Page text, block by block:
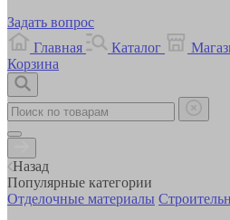
Задать вопрос
Главная
Каталог
Корзина
Назад
Популярные категории
Отделочные материалы